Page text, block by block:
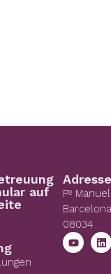
auf
Adresse
Pº
08034